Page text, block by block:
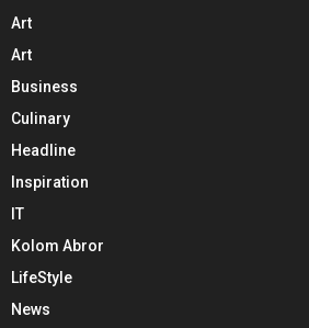
Art
Art
Business
Culinary
Headline
Inspiration
IT
Kolom Abror
LifeStyle
News